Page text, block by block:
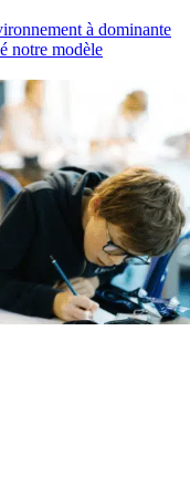
à dominante
notre modèle